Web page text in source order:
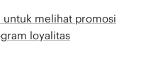
untuk melihat promosi
loyalitas